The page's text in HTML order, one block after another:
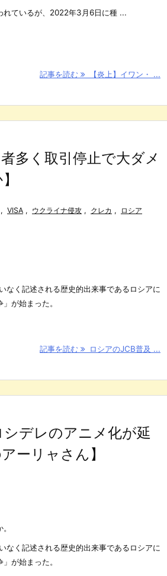
れているが、2022年3月6日に種 ...
記事を読む 【炎上】イワン・ ...
多く取引停止で大ダメ
, VISA , ウクライナ侵攻 , クレカ , ロシア
く記述される歴史的出来事であるロシアに
が始まった。
記事を読む ロシアのJCB普及 ...
シデレのアニメ化が延
ーリャさん】
く記述される歴史的出来事であるロシアに
が始まった。